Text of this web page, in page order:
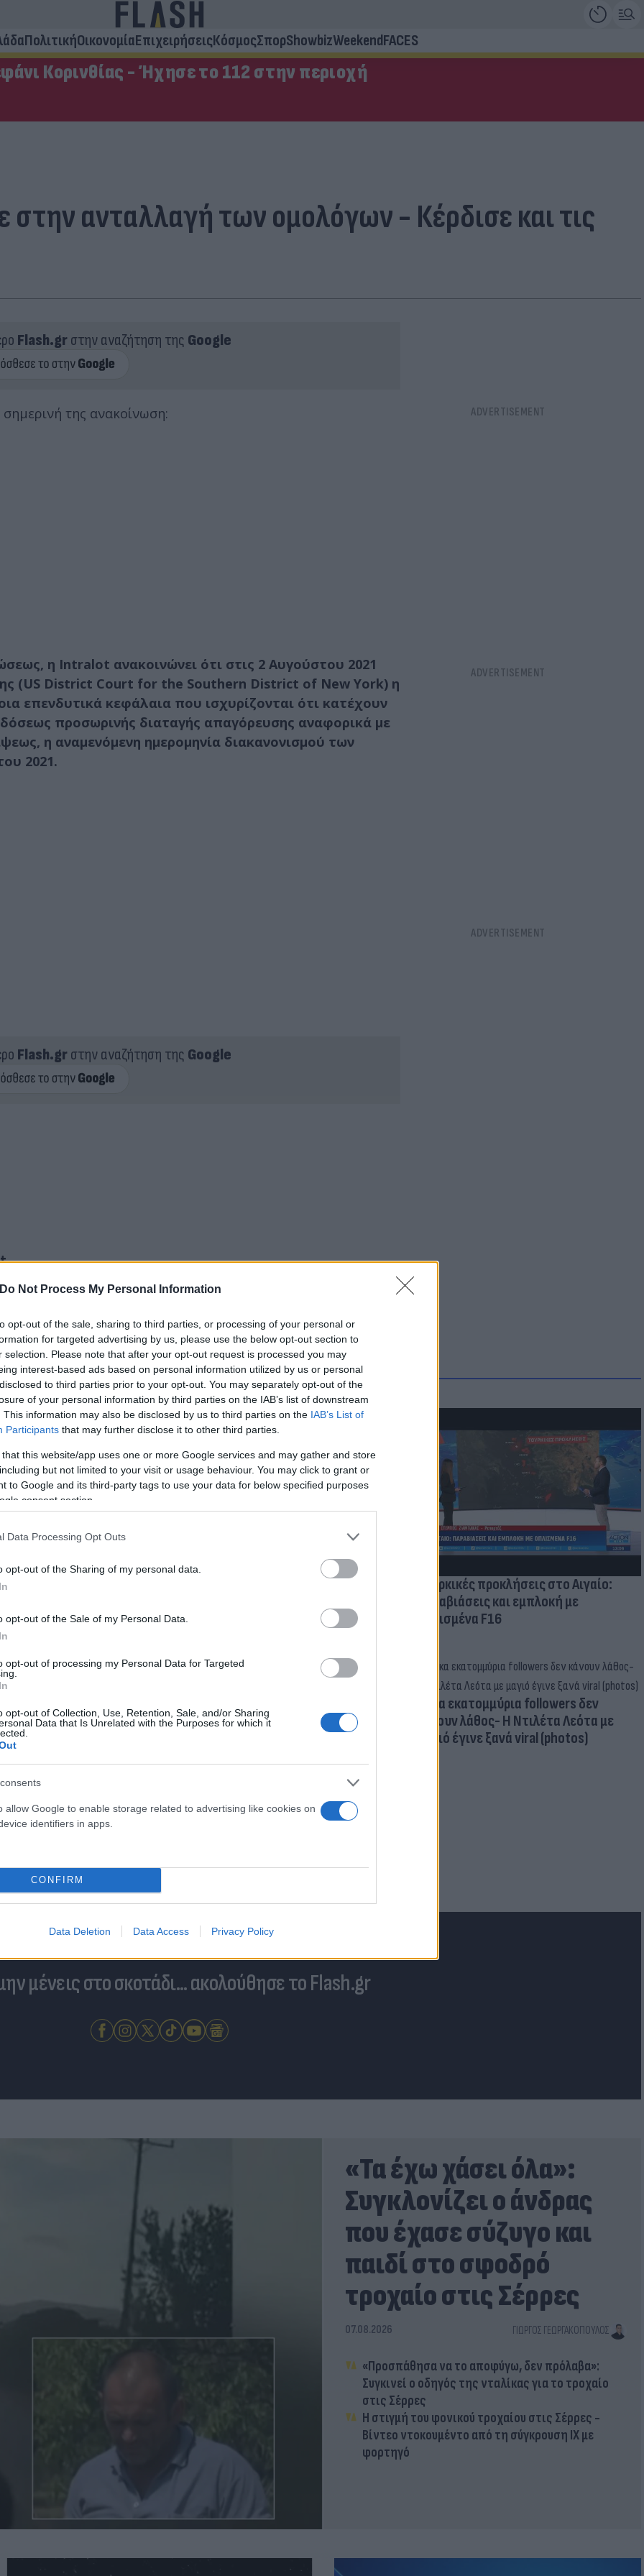
Do Not Process My Personal Information
opt-out of the sale, sharing to third parties, or processing of your personal or
for targeted advertising by us, please use the below opt-out section to
selection. Please note that after your opt-out request is processed you may
interest-based ads based on personal information utilized by us or personal
to third parties prior to your opt-out. You may separately opt-out of the
of your personal information by third parties on the IAB’s list of downstream
This information may also be disclosed by us to third parties on the IAB’s List of
Participants that may further disclose it to other third parties.
that this website/app uses one or more Google services and may gather and store
but not limited to your visit or usage behaviour. You may click to grant or
to Google and its third-party tags to use your data for below specified purposes
consent section.
Data Processing Opt Outs
opt-out of the Sharing of my personal data.
opt-out of the Sale of my Personal Data.
opt-out of processing my Personal Data for Targeted
opt-out of Collection, Use, Retention, Sale, and/or Sharing
Data that Is Unrelated with the Purposes for which it
allow Google to enable storage related to advertising like cookies on
identifiers in apps.
CONFIRM
Data Deletion Data Access Privacy Policy
ΠολιτικήΟικονομίαΕπιχειρήσειςΚόσμοςΣπορShowbizWeekendFACES
Κορινθίας - Ήχησε το 112 στην περιοχή
ανταλλαγή των ομολόγων - Κέρδισε και τις
Flash.grστην αναζήτηση της Google
της ανακοίνωση:
η Intralot ανακοινώνει ότι στις 2 Αυγούστου 2021
(US District Court for the Southern District of New York) η
επενδυτικά κεφάλαια που ισχυρίζονται ότι κατέχουν
προσωρινής διαταγής απαγόρευσης αναφορικά με
η αναμενόμενη ημερομηνία διακανονισμού των
2021.
Flash.grστην αναζήτηση της Google
στην παρουσίαση του
κόσμου στο γήπεδο
(video)
Skin dysmorphia: Όταν η εμμονή με το
«τέλειο» δέρμα αποτελεί πρόβλημα
ψυχικής υγείας
Τουρκικές προκλήσεις στο Αιγαίο:
Παραβιάσεις και εμπλοκή με
οπλισμένα F16
μας
εμπρησμό
Δέκα εκατομμύρια followers δεν
κάνουν λάθος- Η Ντιλέτα Λεότα με
μαγιό έγινε ξανά viral (photos)
μένεις στο σκοτάδι... ακολούθησε το Flash.gr
«Τα έχω χάσει όλα»:
Συγκλονίζει ο άνδρας
που έχασε σύζυγο και
παιδί στο σφοδρό
τροχαίο στις Σέρρες
07.08.2026 ΓΙΏΡΓΟΣ ΓΕΩΡΓΑΚΌΠΟΥΛΟΣ
«Προσπάθησα να το αποφύγω, δεν πρόλαβα»:
Συγκινεί ο οδηγός της νταλίκας για το τροχαίο
στις Σέρρες
Η στιγμή του φονικού τροχαίου στις Σέρρες -
Βίντεο ντοκουμέντο από τη σύγκρουση ΙΧ με
φορτηγό